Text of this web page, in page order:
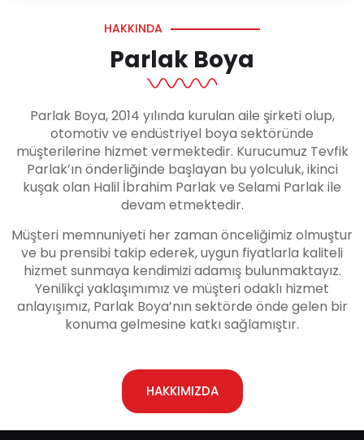
HAKKINDA
Parlak Boya
Parlak Boya, 2014 yılında kurulan aile şirketi olup,
otomotiv ve endüstriyel boya sektöründe
müşterilerine hizmet vermektedir. Kurucumuz Tevfik
Parlak’ın önderliğinde başlayan bu yolculuk, ikinci
kuşak olan Halil İbrahim Parlak ve Selami Parlak ile
devam etmektedir.
Müşteri memnuniyeti her zaman önceliğimiz olmuştur
ve bu prensibi takip ederek, uygun fiyatlarla kaliteli
hizmet sunmaya kendimizi adamış bulunmaktayız.
Yenilikçi yaklaşımımız ve müşteri odaklı hizmet
anlayışımız, Parlak Boya’nın sektörde önde gelen bir
konuma gelmesine katkı sağlamıştır.
HAKKIMIZDA